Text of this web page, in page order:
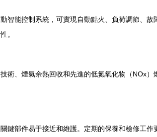
智能控制系統，可實現自動點火、負荷調節、
。
術、煙氣余熱回收和先進的低氮氧化物（NOx
鍵部件易于接近和維護。定期的保養和檢修工